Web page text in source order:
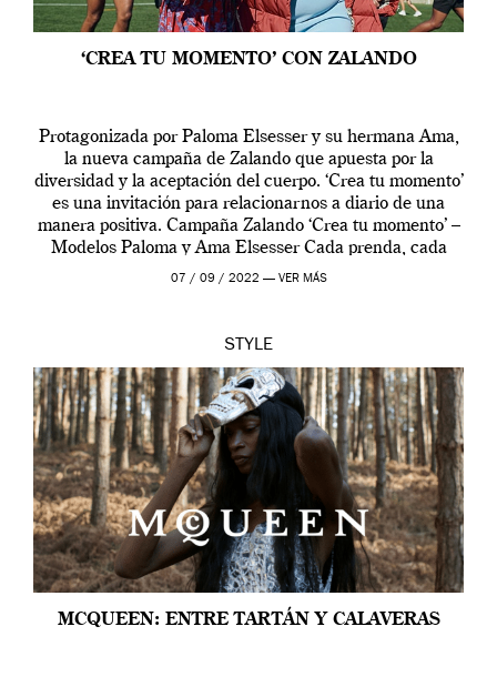
‘CREA TU MOMENTO’ CON ZALANDO
Protagonizada por Paloma Elsesser y su hermana Ama,
la nueva campaña de Zalando que apuesta por la
diversidad y la aceptación del cuerpo. ‘Crea tu momento’
es una invitación para relacionarnos a diario de una
manera positiva. Campaña Zalando ‘Crea tu momento’ –
Modelos Paloma y Ama Elsesser Cada prenda, cada
outfit, cada momento, caracteriza […]
07 / 09 / 2022 — VER MÁS
STYLE
MCQUEEN: ENTRE TARTÁN Y CALAVERAS